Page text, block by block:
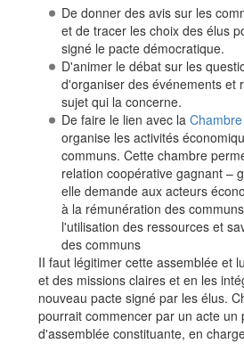
De donner des avis sur les
et de tracer les choix des élus
signé le pacte démocratique.
D'animer le débat sur les
d'organiser des événements et
sujet qui la concerne.
De faire le lien avec la
organise les activités
communs. Cette chambre
relation coopérative gagnant –
elle demande aux acteurs
à la rémunération des
l'utilisation des ressources et
des communs
II faut légitimer cette assemblée et
et des missions claires et en les
nouveau pacte signé par les élus.
pourrait commencer par un acte un
d'assemblée constituante, en